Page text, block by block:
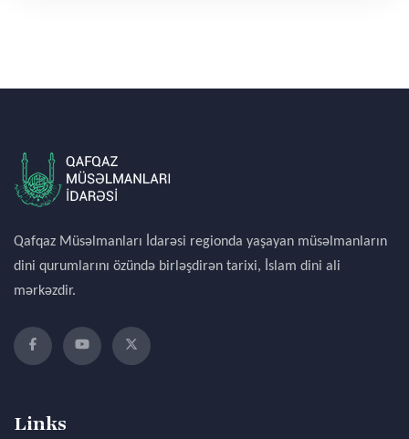
Qafqaz Müsəlmanları İdarəsi regionda yaşayan müsəlmanların
dini qurumlarını özündə birləşdirən tarixi, İslam dini ali
mərkəzdir.
Links